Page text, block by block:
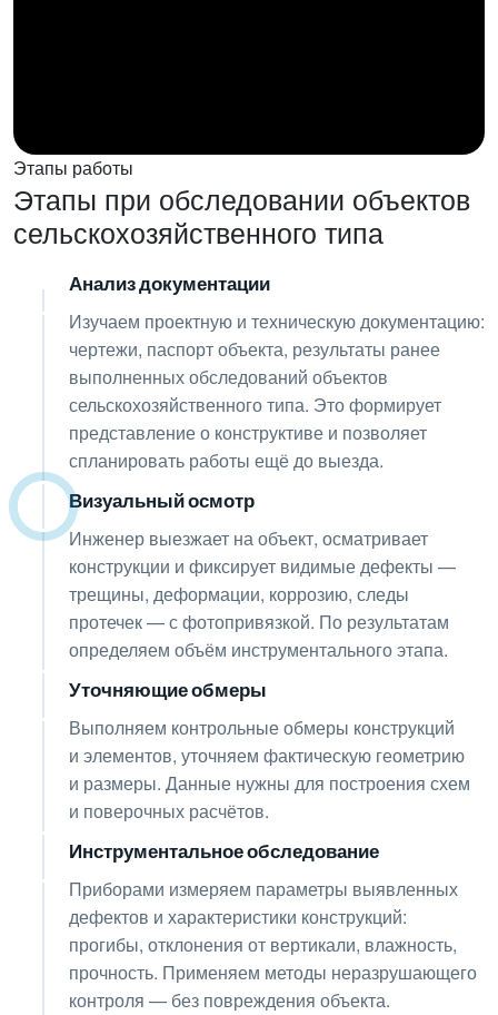
Этапы работы
Этапы при обследовании объектов
сельскохозяйственного типа
01 Анализ документации
Изучаем проектную и техническую документацию:
чертежи, паспорт объекта, результаты ранее
выполненных обследований объектов
сельскохозяйственного типа. Это формирует
представление о конструктиве и позволяет
спланировать работы ещё до выезда.
Визуальный осмотр
Инженер выезжает на объект, осматривает
конструкции и фиксирует видимые дефекты —
трещины, деформации, коррозию, следы
протечек — с фотопривязкой. По результатам
определяем объём инструментального этапа.
Уточняющие обмеры
Выполняем контрольные обмеры конструкций
и элементов, уточняем фактическую геометрию
и размеры. Данные нужны для построения схем
и поверочных расчётов.
Инструментальное обследование
Приборами измеряем параметры выявленных
дефектов и характеристики конструкций:
прогибы, отклонения от вертикали, влажность,
прочность. Применяем методы неразрушающего
контроля — без повреждения объекта.